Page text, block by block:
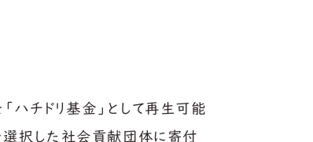
チドリ基金」として再生可能
選択した社会貢献団体に寄付